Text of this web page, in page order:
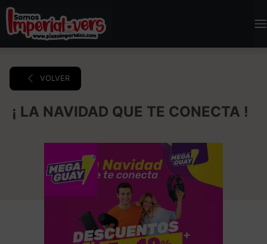
VOLVER
¡ LA NAVIDAD QUE TE CONECTA !